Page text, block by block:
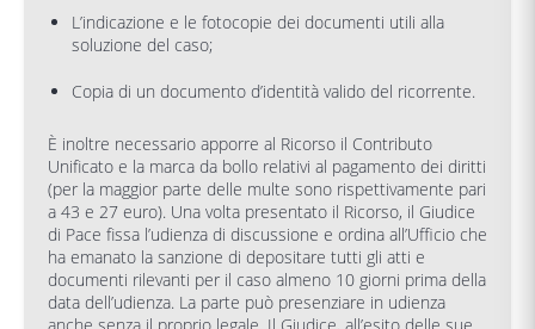
L’indicazione e le fotocopie dei documenti utili alla
soluzione del caso;
Copia di un documento d’identità valido del ricorrente.
È inoltre necessario apporre al Ricorso il Contributo
Unificato e la marca da bollo relativi al pagamento dei diritti
(per la maggior parte delle multe sono rispettivamente pari
a 43 e 27 euro). Una volta presentato il Ricorso, il Giudice
di Pace fissa l’udienza di discussione e ordina all’Ufficio che
ha emanato la sanzione di depositare tutti gli atti e
documenti rilevanti per il caso almeno 10 giorni prima della
data dell’udienza. La parte può presenziare in udienza